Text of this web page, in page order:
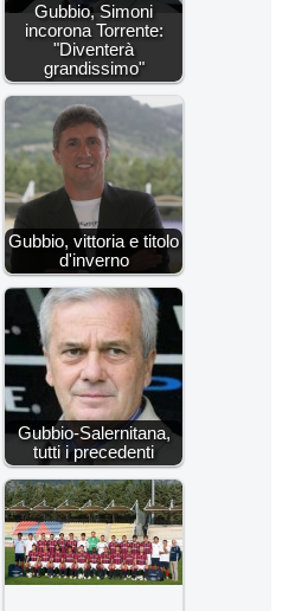
Gubbio, Simoni
incorona Torrente:
"Diventerà
grandissimo"
Gubbio, vittoria e titolo
d'inverno
Gubbio-Salernitana,
tutti i precedenti